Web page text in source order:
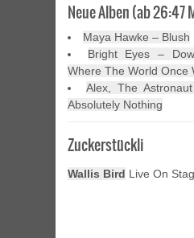
Neue Alben (ab 26:47
Maya Hawke – Blush
Bright Eyes –
Where The World Once
Alex, The
Absolutely Nothing
Zuckerstückli
Wallis Bird Live On